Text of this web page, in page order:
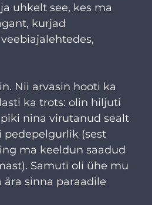
uhkelt see, kes ma
kurjad
Nii arvasin hooti ka
ka trots: olin hiljuti
nina virutanud sealt
pedepelgurlik (sest
ma keeldun saadud
Samuti oli ühe mu
ära sinna paraadile